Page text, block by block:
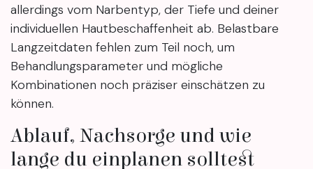
allerdings vom Narbentyp, der Tiefe und deiner
individuellen Hautbeschaffenheit ab. Belastbare
Langzeitdaten fehlen zum Teil noch, um
Behandlungsparameter und mögliche
Kombinationen noch präziser einschätzen zu
können.
Ablauf, Nachsorge und wie
lange du einplanen solltest